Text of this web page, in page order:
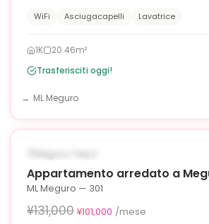
WiFi Asciugacapelli Lavatrice
1K
20.46m²
Trasferisciti oggi!
ML Meguro
DISPONIBILE ORA
‹
Meguro, Tokyo
Appartamento arredato a
ML Meguro — 301
¥131,000 ¥101,000 /mese